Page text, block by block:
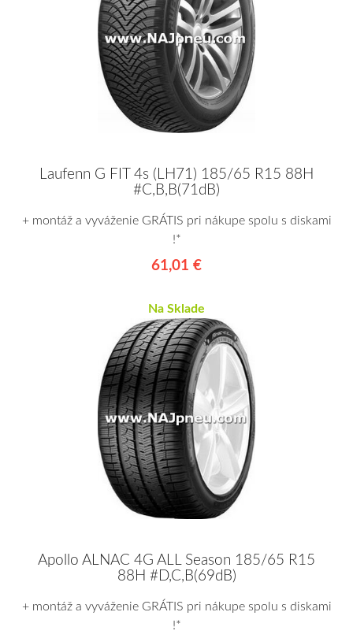
Laufenn G FIT 4s (LH71) 185/65 R15 88H
#C,B,B(71dB)
+ montáž a vyváženie GRÁTIS pri nákupe spolu s diskami
!*
61,01 €
Na Sklade
Apollo ALNAC 4G ALL Season 185/65 R15
88H #D,C,B(69dB)
+ montáž a vyváženie GRÁTIS pri nákupe spolu s diskami
!*